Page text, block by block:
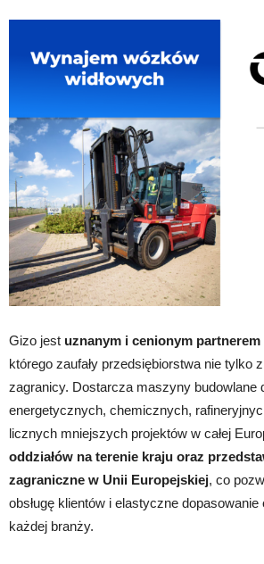
Gizo jest uznanym i cenionym
którego zaufały przedsiębiorstwa nie tylko
zagranicy. Dostarcza maszyny budowlane
energetycznych, chemicznych,
licznych mniejszych projektów w całej
oddziałów na terenie kraju oraz
zagraniczne w Unii Europejskiej, co
obsługę klientów i elastyczne
każdej branży.